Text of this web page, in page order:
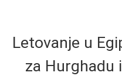
Letovanje u
za Hurghadu